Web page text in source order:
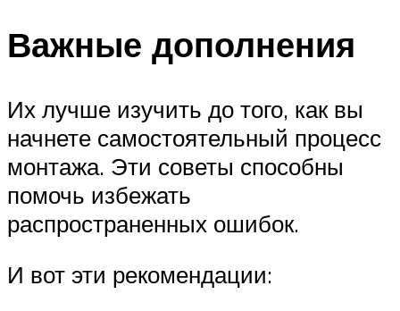
Важные дополнения
Их лучше изучить до того, как вы
начнете самостоятельный процесс
монтажа. Эти советы способны
помочь избежать
распространенных ошибок.
И вот эти рекомендации: